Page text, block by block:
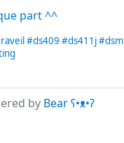
part ^^
#ds409 #ds411j#dsm
by Bearʕ•ᴥ•ʔ